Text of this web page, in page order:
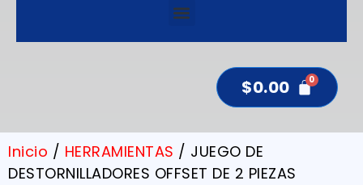
$0.00
Inicio / HERRAMIENTAS / JUEGO DE
DESTORNILLADORES OFFSET DE 2 PIEZAS